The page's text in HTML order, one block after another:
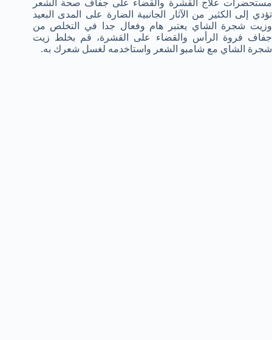
مستحضرات علاج القشرة والقضاء على جفاف صحة الشعر
تؤدي إلى الكثير من الآثار الجانبية الضارة على المدى البعيد
وزيت شجرة الشاي يعتبر هام وفعال جدا في التخلص من
جفاف فروة الرأس والقضاء على القشرة، قم بخلط زيت
شجرة الشاي مع شامبو الشعر واستاخدمه لغسل شعرك به.